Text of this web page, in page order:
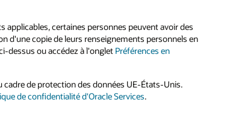
applicables, certaines personnes peuvent avoir des
d'une copie de leurs renseignements personnels en
dessus ou accédez à l'onglet Préférences en
de protection des données UE-États-Unis.
de confidentialité d'Oracle Services.